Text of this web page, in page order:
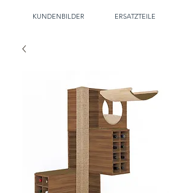
KUNDENBILDER ERSATZTEILE